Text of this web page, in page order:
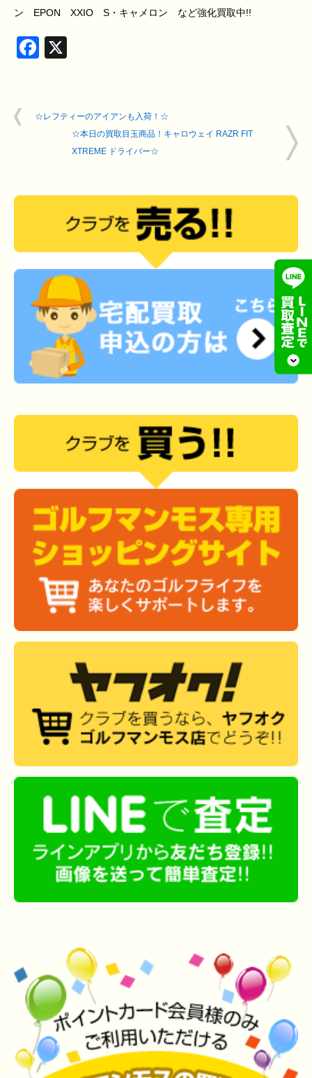
ン EPON XXIO S・キャメロン など強化買取中!!
Facebook
☆レフティーのアイアンも入荷！☆
☆本日の買取目玉商品！キャロウェイ RAZR FIT
XTREME ドライバー☆